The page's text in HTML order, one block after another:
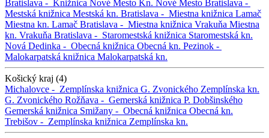
Bratislava - Knižnica Nové Mesto Kn. Nové Mesto Bratislava -
Mestská knižnica Mestská kn. Bratislava - Miestna knižnica Lamač
Miestna kn. Lamač Bratislava - Miestna knižnica Vrakuňa Miestna
kn. Vrakuňa Bratislava - Staromestská knižnica Staromestská kn.
Nová Dedinka - Obecná knižnica Obecná kn. Pezinok -
Malokarpatská knižnica Malokarpatská kn.
Košický kraj (4)
Michalovce - Zemplínska knižnica G. Zvonického Zemplínska kn.
G. Zvonického Rožňava - Gemerská knižnica P. Dobšinského
Gemerská knižnica Smižany - Obecná knižnica Obecná kn.
Trebišov - Zemplínska knižnica Zemplínska kn.